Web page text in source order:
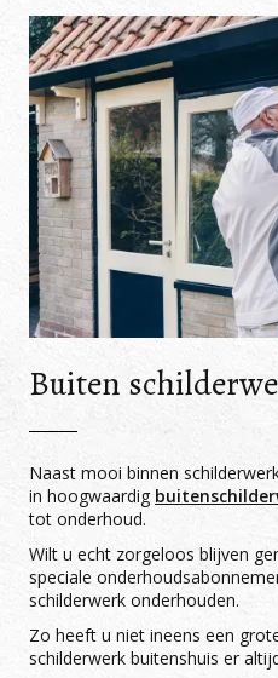
Buiten
Naast mooi binnen
in hoogwaardig
tot onderhoud.
Wilt u echt zorgeloos blijven
speciale
schilderwerk onderhouden.
Zo heeft u niet ineens een
schilderwerk buitenshuis er